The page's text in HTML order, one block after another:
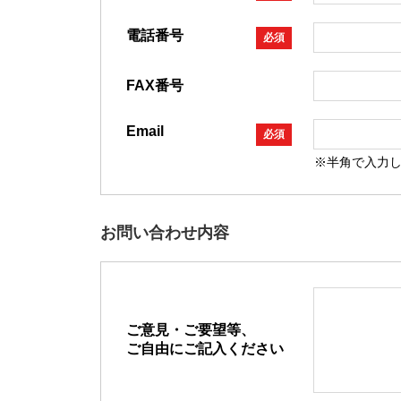
電話番号 必須
FAX番号
Email 必須
※半角で入力し
お問い合わせ内容
ご意見・ご要望等、
ご自由にご記入ください